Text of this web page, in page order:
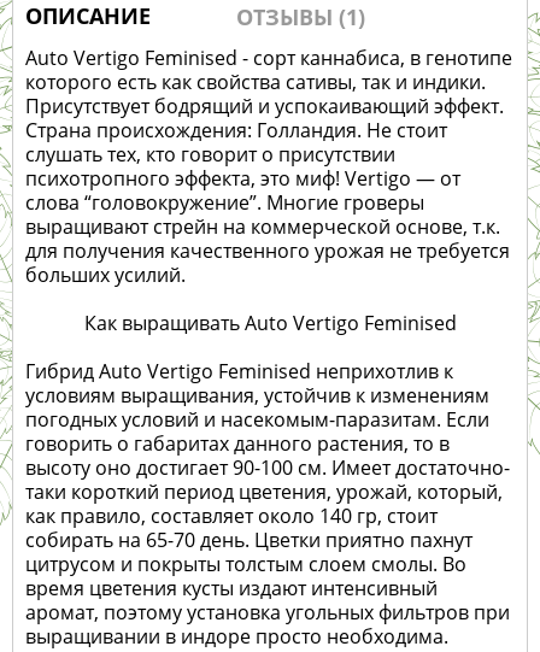
ОПИСАНИЕ ОТЗЫВЫ (1)
Auto Vertigo Feminised - сорт каннабиса, в генотипе
которого есть как свойства сативы, так и индики.
Присутствует бодрящий и успокаивающий эффект.
Страна происхождения: Голландия. Не стоит
слушать тех, кто говорит о присутствии
психотропного эффекта, это миф! Vertigo — от
слова “головокружение”. Многие гроверы
выращивают стрейн на коммерческой основе, т.к.
для получения качественного урожая не требуется
больших усилий.
Как выращивать Auto Vertigo Feminised
Гибрид Auto Vertigo Feminised неприхотлив к
условиям выращивания, устойчив к изменениям
погодных условий и насекомым-паразитам. Если
говорить о габаритах данного растения, то в
высоту оно достигает 90-100 см. Имеет достаточно-
таки короткий период цветения, урожай, который,
как правило, составляет около 140 гр, стоит
собирать на 65-70 день. Цветки приятно пахнут
цитрусом и покрыты толстым слоем смолы. Во
время цветения кусты издают интенсивный
аромат, поэтому установка угольных фильтров при
выращивании в индоре просто необходима.